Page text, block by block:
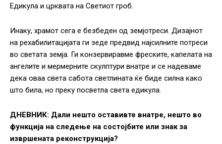
Едикула и црквата на Светиот гроб.
Инаку, храмот сега е безбеден од земјотреси. Дизајнот
на рехабилитацијата ги зеде предвид најсилните потреси
во светата земја. Ги конзервиравме фреските, капелата на
ангелите и мермерните скулптури внатре и се надеваме
дека оваа света сабота светлината ќе биде силна како
што била, но преку посветла света едикула.
ДНЕВНИК: Дали нешто оставивте внатре, нешто во
функција на следење на состојбите или знак за
извршената реконструкција?